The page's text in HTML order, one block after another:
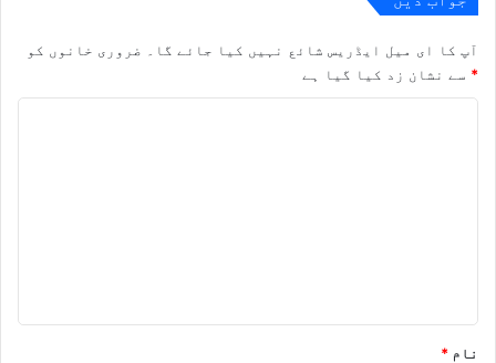
آپ کا ای میل ایڈریس شائع نہیں کیا جائے گا۔
ضروری خانوں کو
* سے نشان زد کیا گیا ہے
نام *